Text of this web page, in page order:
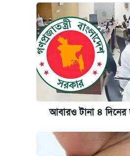
আবারও টানা ৪